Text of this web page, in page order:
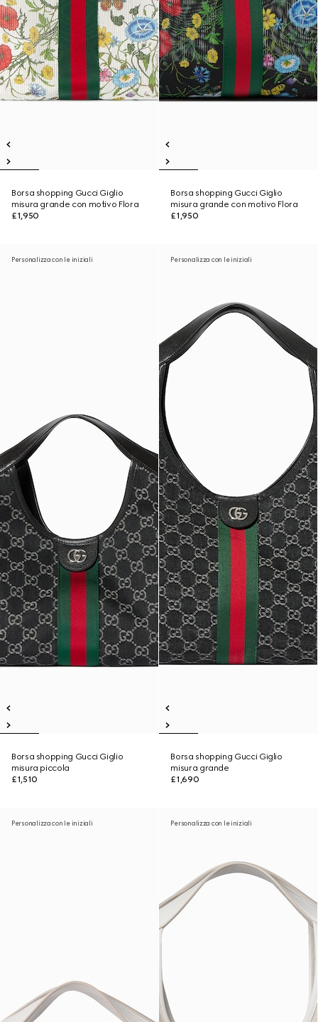
Borsa shopping Gucci Giglio
misura grande con motivo Flora
£1,950
Borsa shopping Gucci Giglio
misura grande con motivo Flora
£1,950
Personalizza con le iniziali
Borsa shopping Gucci Giglio
misura piccola
£1,510
Personalizza con le iniziali
Borsa shopping Gucci Giglio
misura grande
£1,690
Personalizza con le iniziali Personalizza con le iniziali